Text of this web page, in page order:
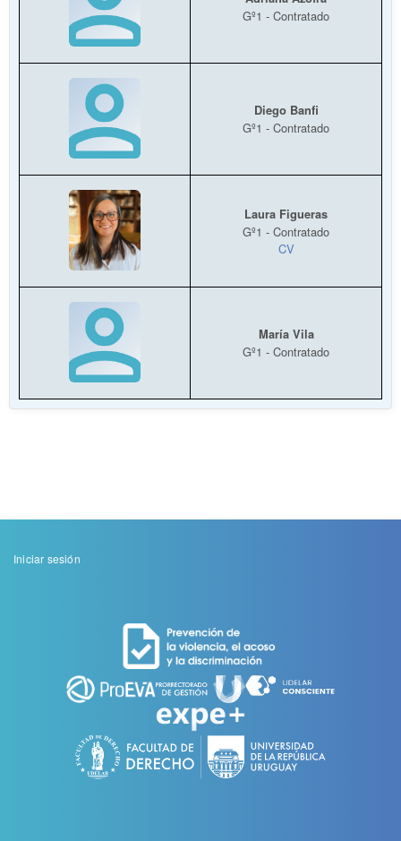
Gº1 - Contratado
Diego Banfi
Gº1 - Contratado
Laura Figueras
Gº1 - Contratado
CV
María Vila
Gº1 - Contratado
Menu
Iniciar sesión